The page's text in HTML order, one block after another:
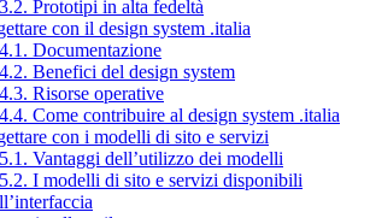
Prototipi in alta fedeltà
con il design system .italia
Documentazione
Benefici del design system
Risorse operative
Come contribuire al design system .italia
con i modelli di sito e servizi
Vantaggi dell’utilizzo dei modelli
I modelli di sito e servizi disponibili